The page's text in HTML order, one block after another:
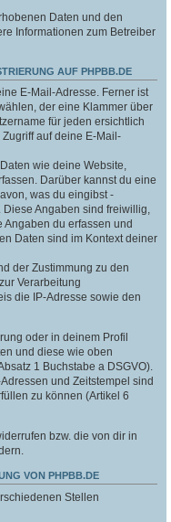
Daten und den
Informationen zum Betreiber
AUF PHPBB.DE
E-Mail-Adresse. Ferner ist
der eine Klammer über
für jeden ersichtlich
auf deine E-Mail-
wie deine Website,
Darüber kannst du eine
was du eingibst -
Angaben sind freiwillig,
du erfassen und
Daten sind im Kontext deiner
der Zustimmung zu den
Verarbeitung
die IP-Adresse sowie den
oder in deinem Profil
und diese wie oben
1 Buchstabe a DSGVO).
und Zeitstempel sind
zu können (Artikel 6
bzw. die von dir in
VON PHPBB.DE
Stellen